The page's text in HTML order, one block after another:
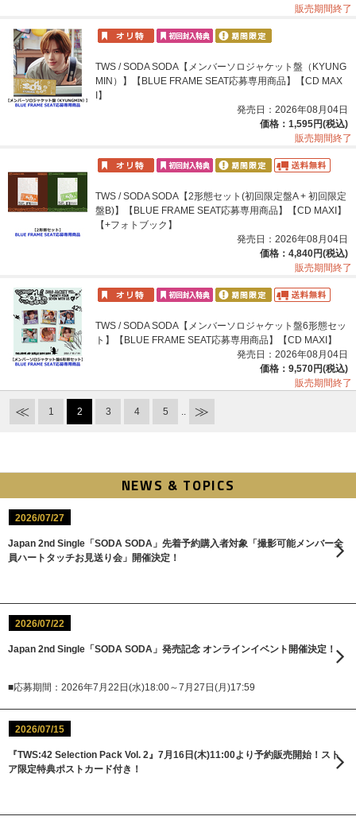
販売期間終了
TWS / SODA SODA【メンバーソロジャケット盤（KYUNG
MIN）】【BLUE FRAME SEAT応募専用商品】【CD MAX
I】
発売日：2026年08月04日
価格：1,595円(税込)
販売期間終了
TWS / SODA SODA【2形態セット(初回限定盤A + 初回限定
盤B)】【BLUE FRAME SEAT応募専用商品】【CD MAXI】
【+フォトブック】
発売日：2026年08月04日
価格：4,840円(税込)
販売期間終了
TWS / SODA SODA【メンバーソロジャケット盤6形態セッ
ト】【BLUE FRAME SEAT応募専用商品】【CD MAXI】
発売日：2026年08月04日
価格：9,570円(税込)
販売期間終了
1 2 3 4 5 ..
NEWS & TOPICS
2026/07/27
Japan 2nd Single「SODA SODA」先着予約購入者対象「撮影可能メンバー全
員ハートタッチお見送り会」開催決定！
2026/07/22
Japan 2nd Single「SODA SODA」発売記念 オンラインイベント開催決定！
■応募期間：2026年7月22日(水)18:00～7月27日(月)17:59
2026/07/15
『TWS:42 Selection Pack Vol. 2』7月16日(木)11:00より予約販売開始！スト
ア限定特典ポストカード付き！